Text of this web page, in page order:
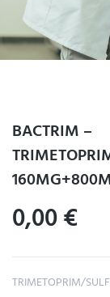
BACTRIM –
0,00€
TRIMETOPRIM/